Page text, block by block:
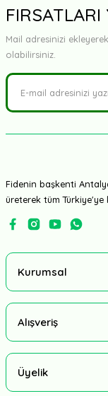
FIRSATLARI
Mail adresinizi
olabilirsiniz.
Fidenin başkenti
üreterek tüm
Kurumsal
Alışveriş
Üyelik